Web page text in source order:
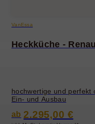
VanEssa
Heckküche -
hochwertige und perfekt
Ein- und Ausbau
ab 2.295,00 €